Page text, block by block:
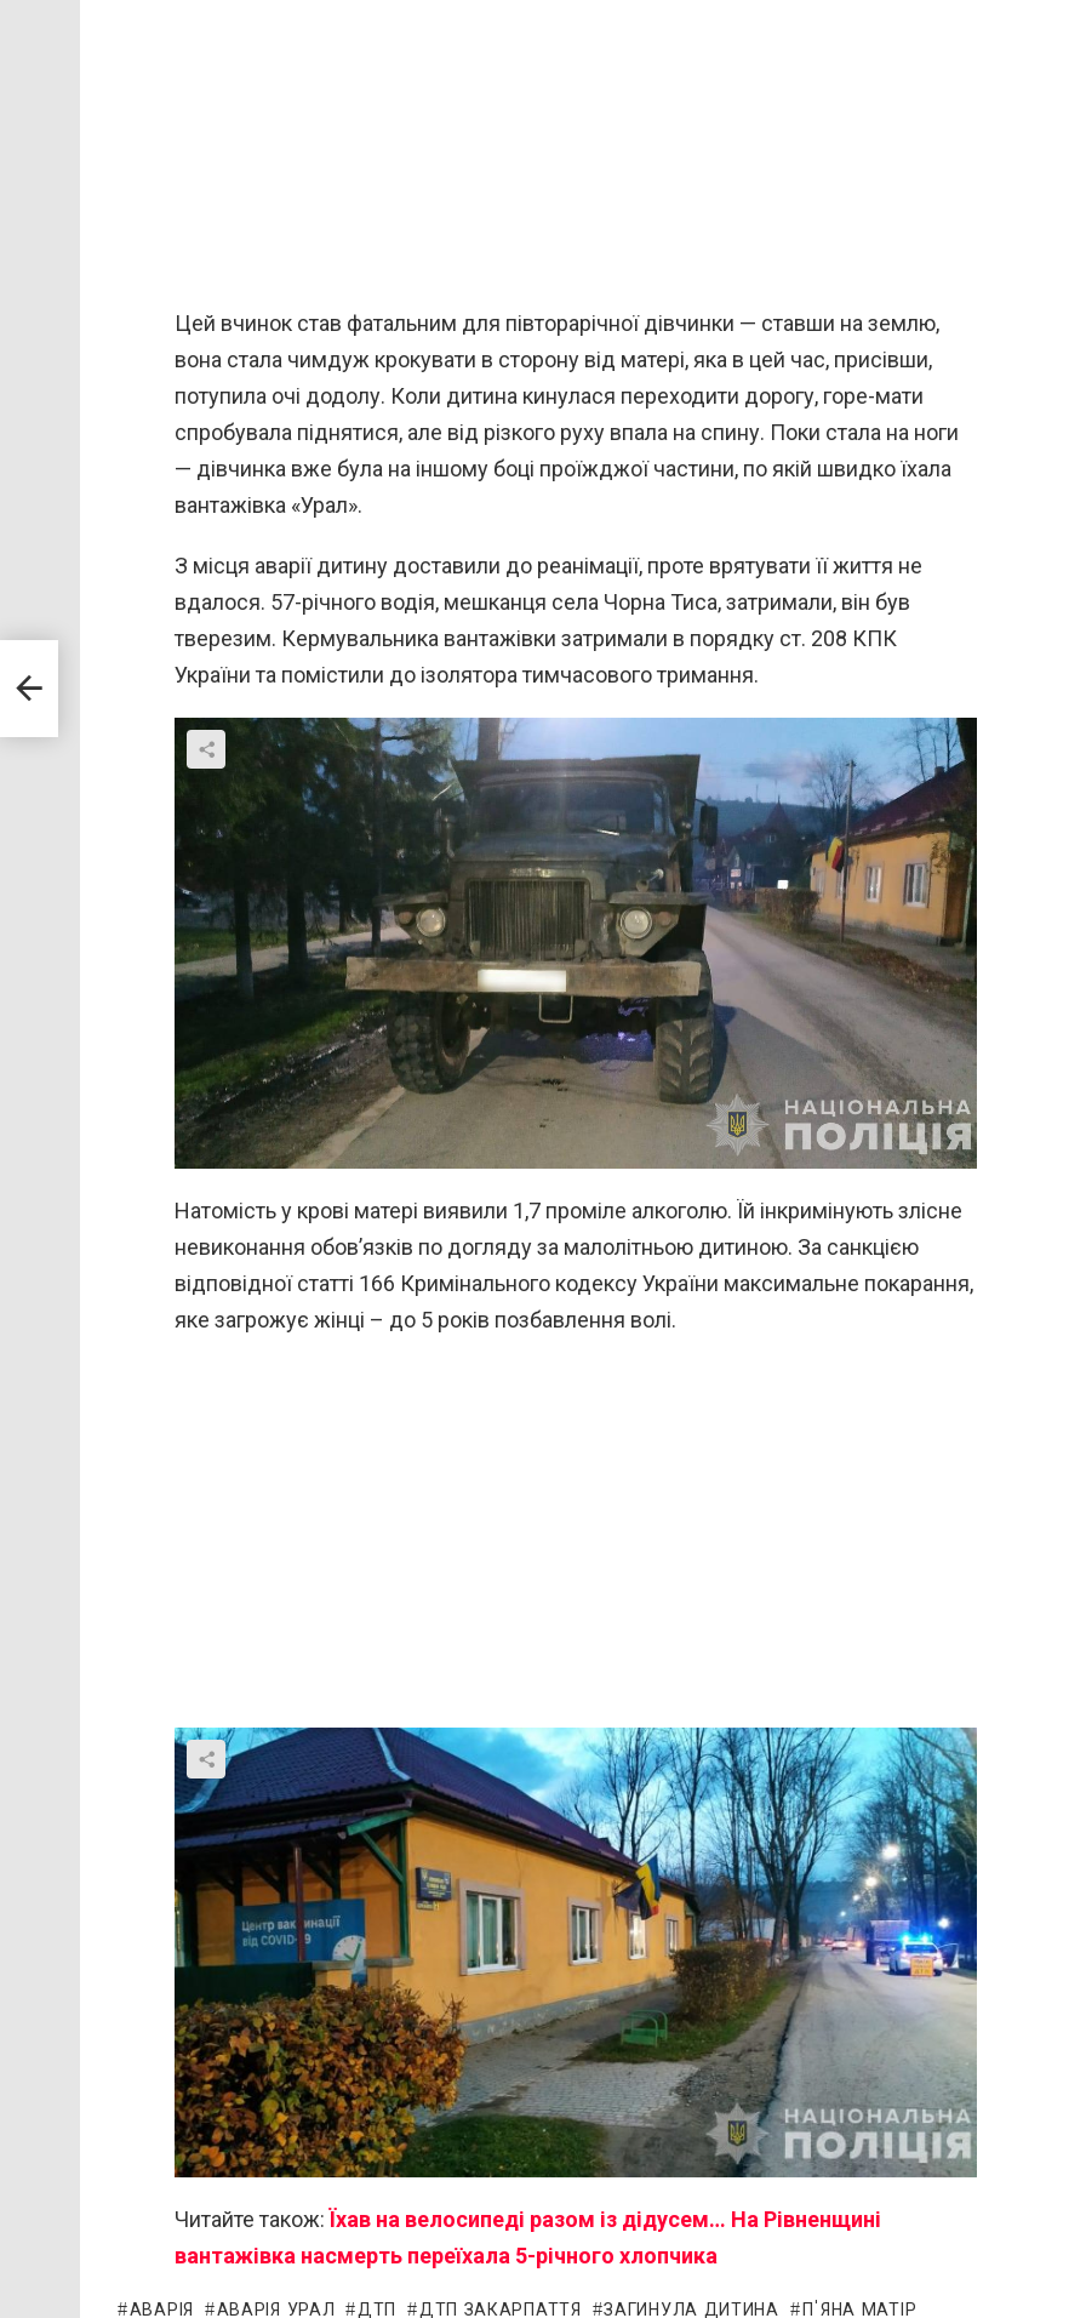
Цей вчинок став фатальним для півторарічної дівчинки — ставши на землю,
вона стала чимдуж крокувати в сторону від матері, яка в цей час, присівши,
потупила очі додолу. Коли дитина кинулася переходити дорогу, горе-мати
спробувала піднятися, але від різкого руху впала на спину. Поки стала на ноги
— дівчинка вже була на іншому боці проїжджої частини, по якій швидко їхала
вантажівка «Урал».
З місця аварії дитину доставили до реанімації, проте врятувати її життя не
вдалося. 57-річного водія, мешканця села Чорна Тиса, затримали, він був
тверезим. Кермувальника вантажівки затримали в порядку ст. 208 КПК
України та помістили до ізолятора тимчасового тримання.
Натомість у крові матері виявили 1,7 проміле алкоголю. Їй інкримінують злісне
невиконання обов’язків по догляду за малолітньою дитиною. За санкцією
відповідної статті 166 Кримінального кодексу України максимальне покарання,
яке загрожує жінці – до 5 років позбавлення волі.
Читайте також: Їхав на велосипеді разом із дідусем… На Рівненщині
вантажівка насмерть переїхала 5-річного хлопчика
АВАРІЯ АВАРІЯ УРАЛ ДТП ДТП ЗАКАРПАТТЯ ЗАГИНУЛА ДИТИНА П'ЯНА МАТІР